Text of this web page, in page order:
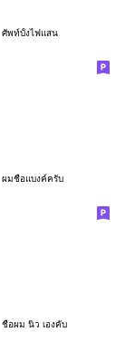
ศัพท์บั้งไฟแสน
ผมชื่อแบงค์ครับ
ชื่อผม นิว เองคับ